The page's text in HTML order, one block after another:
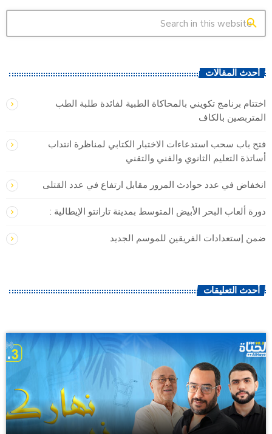
search
أحدث المقالات
اختتام برنامج تكويني بالمحاكاة الطبية لفائدة طلبة الطب
المتربصين بالكاف
فتح باب سحب استدعاءات الاختبار الكتابي لمناظرة انتداب
أساتذة التعليم الثانوي والفني والتقني
انخفاض في عدد حوادث المرور مقابل ارتفاع في عدد القتلى
دورة ألعاب البحر الأبيض المتوسط بمدينة تارانتو الإيطالية :
ضمن إستعدادات الفريقين للموسم الجديد
أحدث التعليقات